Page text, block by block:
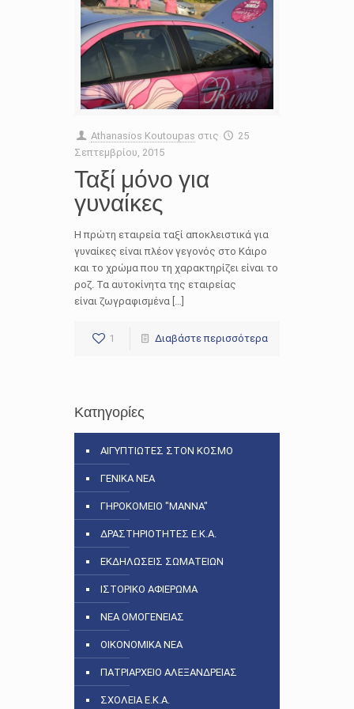
Athanasios Koutoupas στις
25
Σεπτεμβρίου, 2015
Ταξί μόνο για
γυναίκες
Η πρώτη εταιρεία ταξί αποκλειστικά για
γυναίκες είναι πλέον γεγονός στο Κάιρο
και το χρώμα που τη χαρακτηρίζει είναι το
ροζ. Τα αυτοκίνητα της εταιρείας
είναι ζωγραφισμένα […]
1 Διαβάστε περισσότερα
Κατηγορίες
ΑΙΓΥΠΤΙΩΤΕΣ ΣΤΟΝ ΚΟΣΜΟ
ΓΕΝΙΚΑ ΝΕΑ
ΓΗΡΟΚΟΜΕΙΟ "ΜΑΝΝΑ"
ΔΡΑΣΤΗΡΙΟΤΗΤΕΣ Ε.Κ.Α.
ΕΚΔΗΛΩΣΕΙΣ ΣΩΜΑΤΕΙΩΝ
ΙΣΤΟΡΙΚΟ ΑΦΙΕΡΩΜΑ
ΝΕΑ ΟΜΟΓΕΝΕΙΑΣ
ΟΙΚΟΝΟΜΙΚΑ ΝΕΑ
ΠΑΤΡΙΑΡΧΕΙΟ ΑΛΕΞΑΝΔΡΕΙΑΣ
ΣΧΟΛΕΙΑ Ε.Κ.Α.